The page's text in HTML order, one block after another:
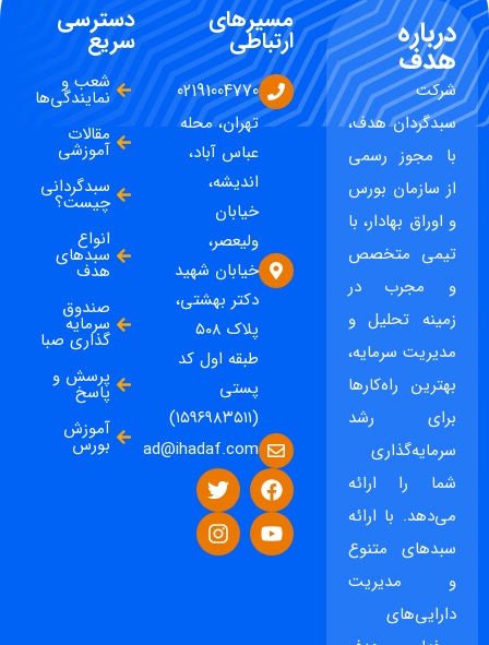
درباره
هدف
شرکت
سبدگردان هدف،
با مجوز رسمی
از سازمان بورس
و اوراق بهادار، با
تیمی متخصص
و مجرب در
زمینه تحلیل و
مدیریت سرمایه،
بهترین راه‌کارها
برای رشد
سرمایه‌گذاری
شما را ارائه
می‌دهد. با ارائه
سبدهای متنوع
و مدیریت
دارایی‌های
مسیرهای
ارتباطی
02191004770
تهران، محله
عباس آباد،
اندیشه،
خیابان
ولیعصر،
خیابان شهید
دکتر بهشتی،
پلاک ۵۰۸
طبقه اول کد
پستی
(۱۵۹۶۹۸۳۵۱۱)
ad@ihadaf.com
دسترسی
سریع
شعب و
نمایندگی‌ها
مقالات
آموزشی
سبدگردانی
چیست؟
انواع
سبدهای
هدف
صندوق
سرمایه
گذاری صبا
پرسش و
پاسخ
آموزش
بورس